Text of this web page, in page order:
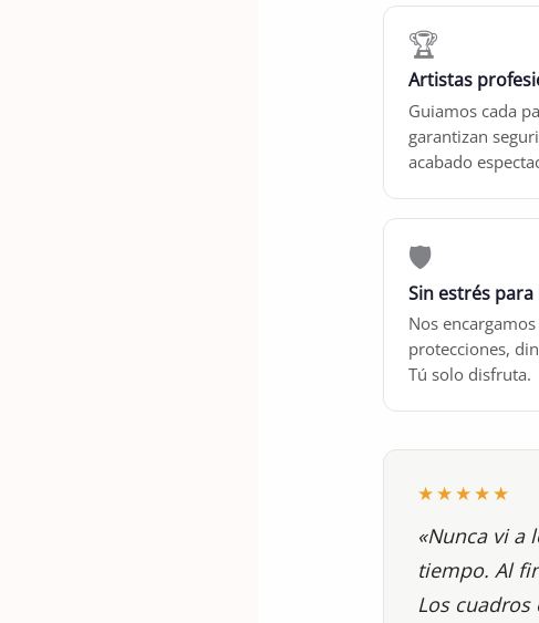
🏆
Artistas
Guiamos cada
garantizan
acabado
🛡️
Sin estrés
Nos
protecciones,
Tú solo disfruta.
★★★★★
«Nunca vi a
tiempo. Al
Los